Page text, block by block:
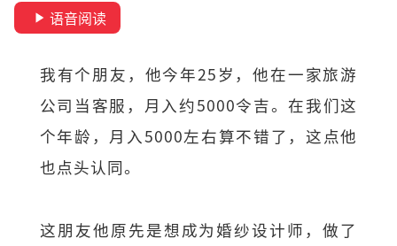
语音阅读
我有个朋友，他今年25岁，他在一家旅游
公司当客服，月入约5000令吉。在我们这
个年龄，月入5000左右算不错了，这点他
也点头认同。
这朋友他原先是想成为婚纱设计师，做了